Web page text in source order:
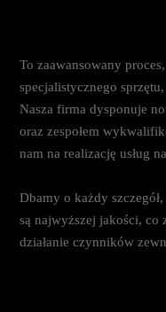
To zaawansowany
specjalistycznego
Nasza firma dysponuje
oraz zespołem
nam na realizację usług
Dbamy o każdy
są najwyższej jakości, co
działanie czynników